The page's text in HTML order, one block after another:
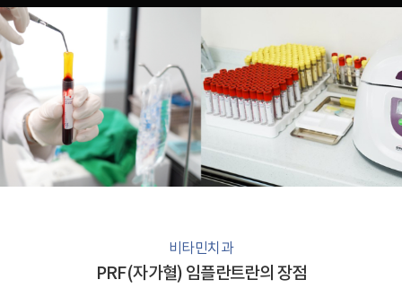
비타민치과
PRF(자가혈) 임플란트란의 장점